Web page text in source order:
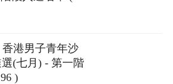
香港男子青年沙
(七月) - 第一階
)